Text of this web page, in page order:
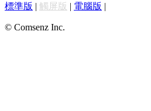
標準版 | 觸屏版 | 電腦版 |
© Comsenz Inc.